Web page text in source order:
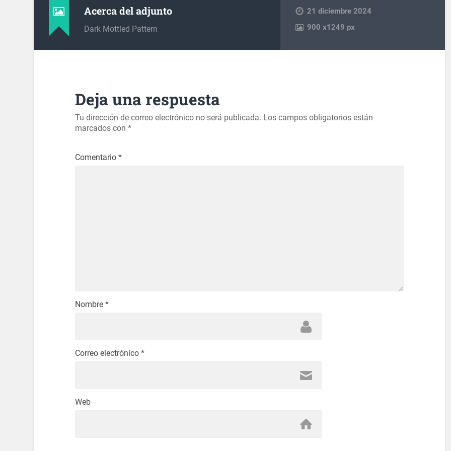
Acerca del adjunto
Dark Mottled Pattern
21 diciembre 2024
900x1249 px
Deja una respuesta
Tu dirección de correo electrónico no será publicada. Los campos obligatorios están
marcados con *
Comentario *
Nombre *
Correo electrónico *
Web